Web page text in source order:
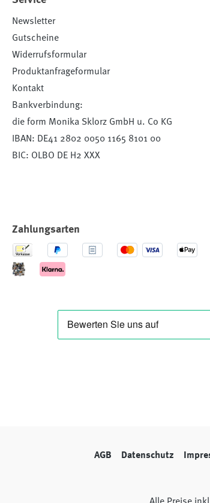
Newsletter
Gutscheine
Widerrufsformular
Produktanfrageformular
Kontakt
Bankverbindung:
die form Monika Sklorz GmbH u. Co KG
IBAN: DE41 2802 0050 1165 8101 00
BIC: OLBO DE H2 XXX
Zahlungsarten
AGB Datenschutz